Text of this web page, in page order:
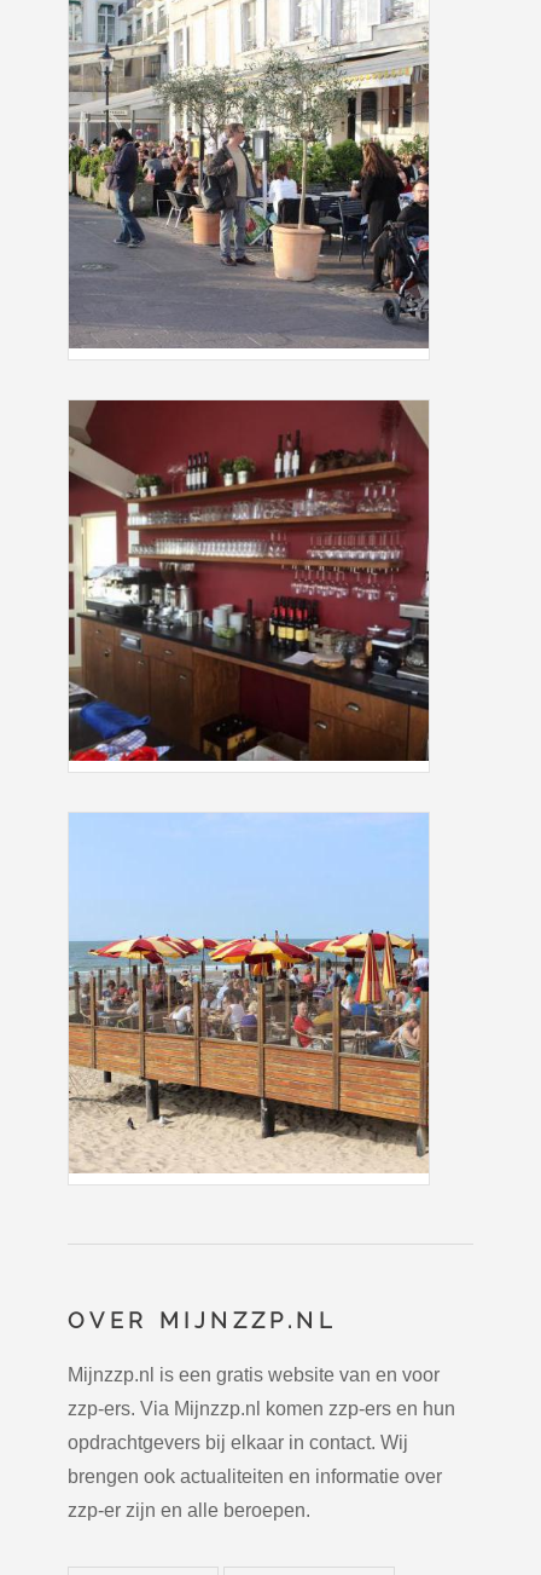
OVER MIJNZZP.NL
Mijnzzp.nl is een gratis website van en voor
zzp-ers. Via Mijnzzp.nl komen zzp-ers en hun
opdrachtgevers bij elkaar in contact. Wij
brengen ook actualiteiten en informatie over
zzp-er zijn en alle beroepen.